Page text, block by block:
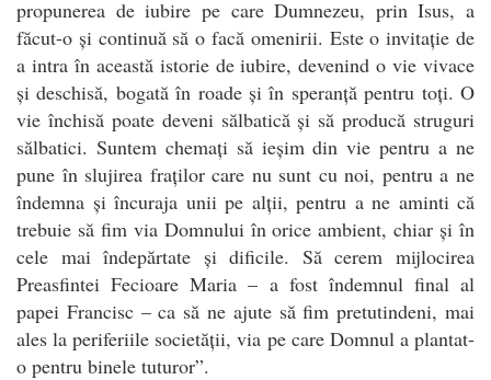
propunerea de iubire pe care Dumnezeu, prin Isus, a
făcut-o și continuă să o facă omenirii. Este o invitație de
a intra în această istorie de iubire, devenind o vie vivace
și deschisă, bogată în roade și în speranță pentru toți. O
vie închisă poate deveni sălbatică și să producă struguri
sălbatici. Suntem chemați să ieșim din vie pentru a ne
pune în slujirea fraților care nu sunt cu noi, pentru a ne
îndemna și încuraja unii pe alții, pentru a ne aminti că
trebuie să fim via Domnului în orice ambient, chiar și în
cele mai îndepărtate și dificile. Să cerem mijlocirea
Preasfintei Fecioare Maria – a fost îndemnul final al
papei Francisc – ca să ne ajute să fim pretutindeni, mai
ales la periferiile societății, via pe care Domnul a plantat-
o pentru binele tuturor”.